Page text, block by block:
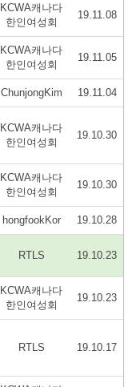
KCWA캐나다
한인여성회
19.11.08
KCWA캐나다
한인여성회
19.11.05
ChunjongKim 19.11.04
KCWA캐나다
한인여성회
19.10.30
KCWA캐나다
한인여성회
19.10.30
hongfookKor 19.10.28
RTLS 19.10.23
KCWA캐나다
한인여성회
19.10.23
RTLS 19.10.17